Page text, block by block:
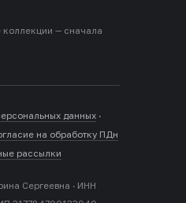
коллекции — сначала
данных ·
на обработку ПДн
рассылки
Сергеевна · ИНН